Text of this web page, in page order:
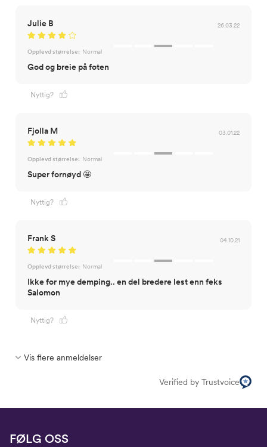
Julie B 26.03.22
Opplevd størrelse: Normal
God og breie på foten
Nyttig?
Fjolla M 03.01.22
Opplevd størrelse: Normal
Super fornøyd 🤩
Nyttig?
Frank S 04.10.21
Opplevd størrelse: Normal
Ikke for mye demping.. en del bredere lest enn feks
Salomon
Nyttig?
Vis flere anmeldelser
Verified by Trustvoice
FØLG OSS